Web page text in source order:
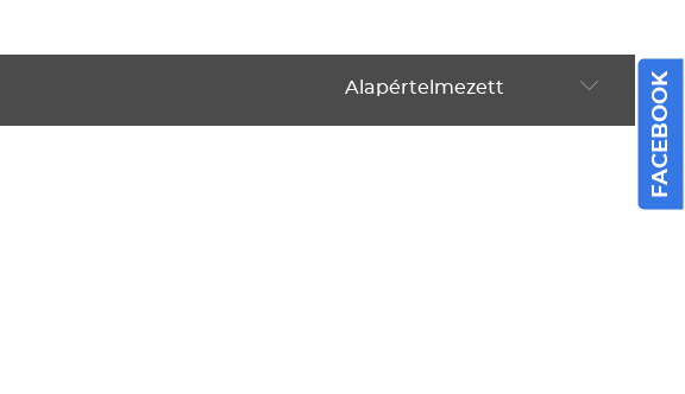
Alapértelmezett
Alapértelmezett FACEBOOK